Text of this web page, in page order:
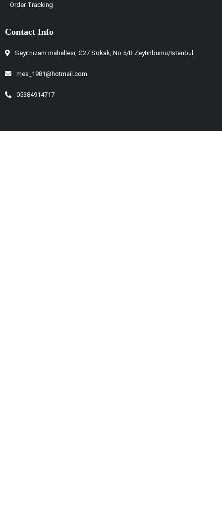
Order Tracking
Contact Info
Seyitnizam mahallesi, G27 Sokak, No:5/B Zeytinburnu/İstanbul
mea_1981@hotmail.com
05384914717